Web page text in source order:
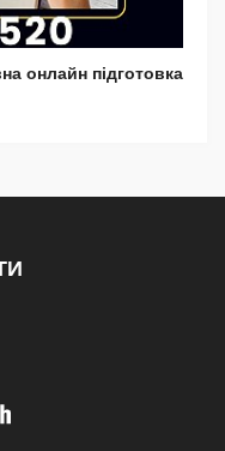
онлайн підготовка